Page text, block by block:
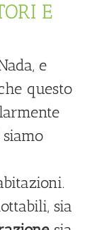
E
e
questo
sia